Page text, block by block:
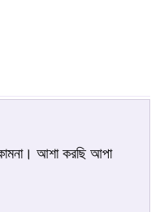
আশা করছি আপা